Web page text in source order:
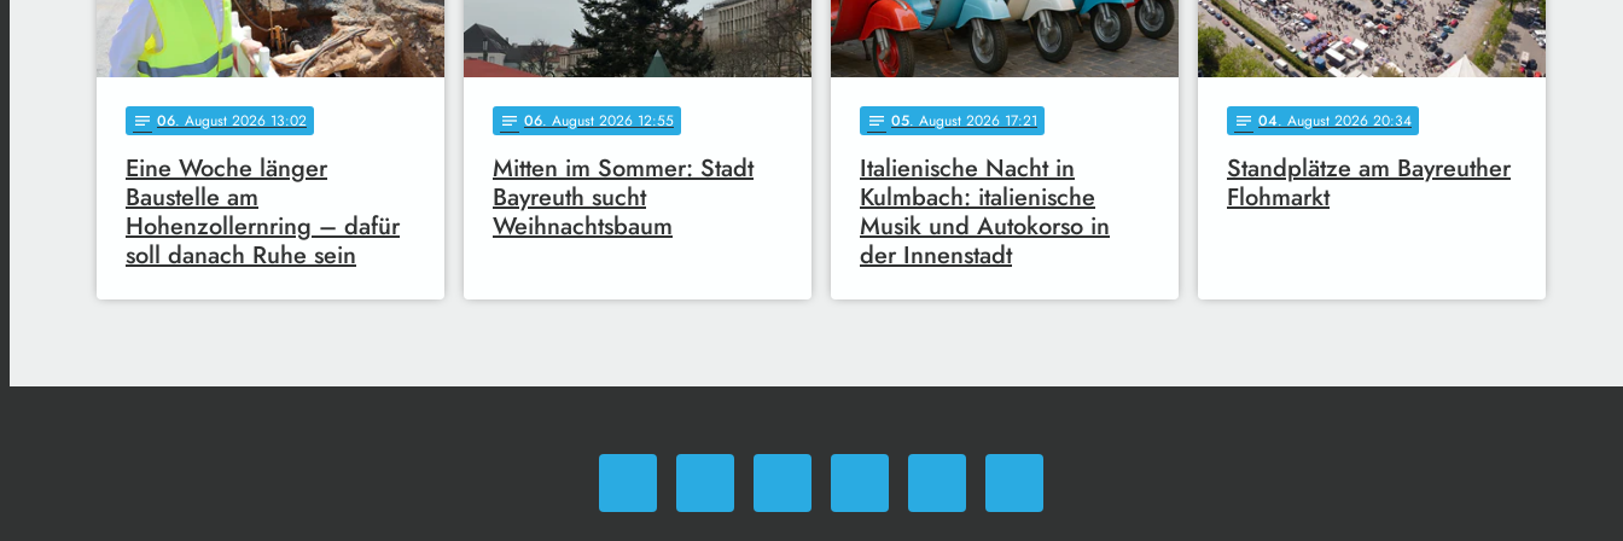
notes 06. August 2026 13:02
Eine Woche länger
Baustelle am
Hohenzollernring – dafür
soll danach Ruhe sein
notes 06. August 2026 12:55
Mitten im Sommer: Stadt
Bayreuth sucht
Weihnachtsbaum
notes 05. August 2026 17:21
Italienische Nacht in
Kulmbach: italienische
Musik und Autokorso in
der Innenstadt
notes 04. August 2026 20:34
Standplätze am Bayreuther
Flohmarkt